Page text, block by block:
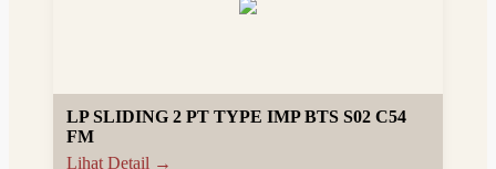
LP SLIDING 2 PT TYPE IMP BTS S02 C54
FM
Lihat Detail →